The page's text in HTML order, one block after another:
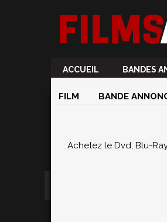
ACCUEIL BANDES
FILM BANDE
: Achetez le Dvd, Blu-